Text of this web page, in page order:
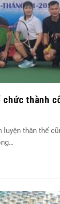
chức thành
luyện thân thể